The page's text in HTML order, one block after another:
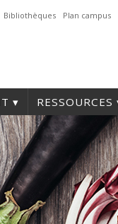
Bibliothèques Plan campus
RESSOURCES